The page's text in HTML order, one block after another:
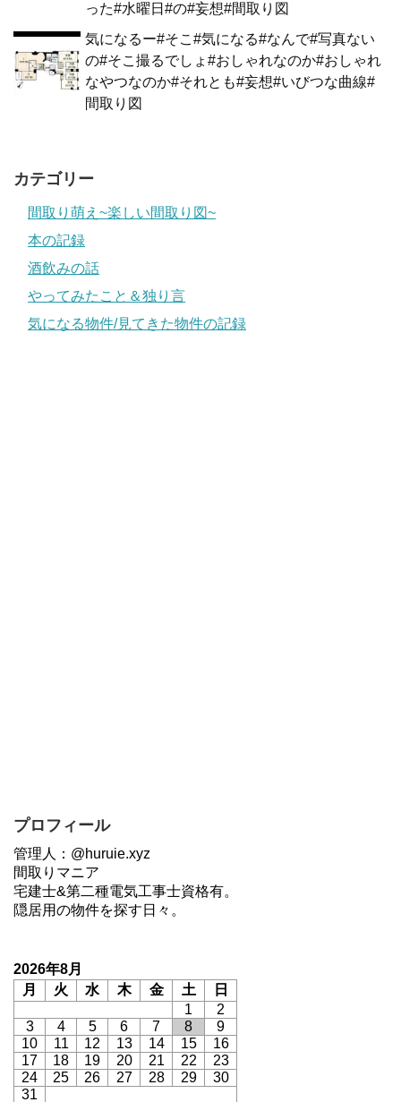
った#水曜日#の#妄想#間取り図
気になるー#そこ#気になる#なんで#写真ない
の#そこ撮るでしょ#おしゃれなのか#おしゃれ
なやつなのか#それとも#妄想#いびつな曲線#
間取り図
カテゴリー
間取り萌え~楽しい間取り図~
本の記録
酒飲みの話
やってみたこと＆独り言
気になる物件/見てきた物件の記録
プロフィール
管理人：@huruie.xyz
間取りマニア
宅建士&第二種電気工事士資格有。
隠居用の物件を探す日々。
2026年8月
月
火 水 木 金 土
日
1
2
3
4 5 6 7 8
9
10
11 12 13 14 15
16
17
18 19 20 21 22
23
24
25 26 27 28 29
30
31